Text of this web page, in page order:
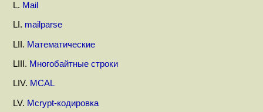
L. Mail
LI. mailparse
LII. Математические
LIII. Многобайтные строки
LIV. MCAL
LV. Mcrypt-кодировка